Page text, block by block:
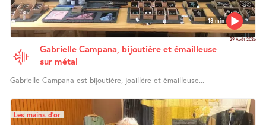
13 min
29 Août 2026
Gabrielle Campana, bijoutière et émailleuse
sur métal
Gabrielle Campana est bijoutière, joaillère et émailleuse...
Les mains d’or